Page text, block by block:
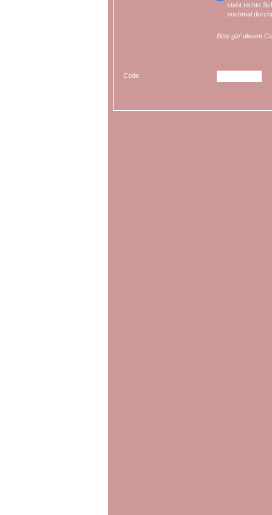
steht nichts
nochmal
Bitte gib’ diesen
Code